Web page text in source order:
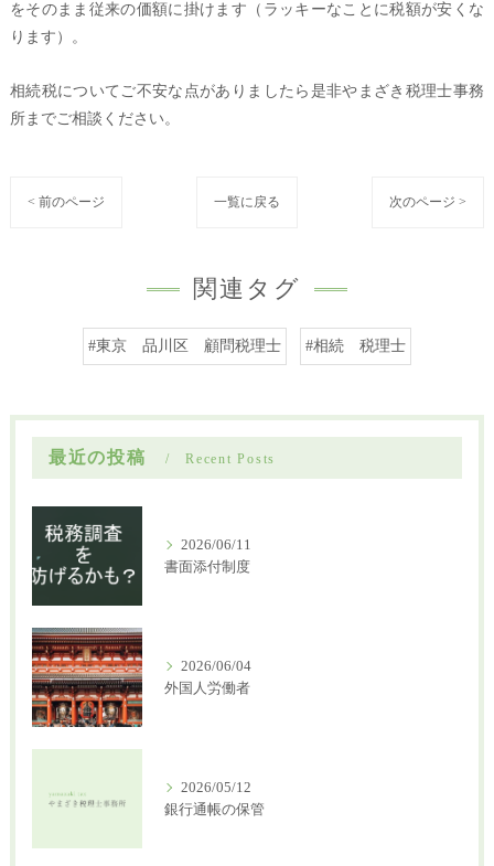
をそのまま従来の価額に掛けます（ラッキーなことに税額が安くな
ります）。
相続税についてご不安な点がありましたら是非やまざき税理士事務
所までご相談ください。
< 前のページ 一覧に戻る 次のページ >
関連タグ
#東京 品川区 顧問税理士 #相続 税理士
最近の投稿 Recent Posts
2026/06/11
書面添付制度
2026/06/04
外国人労働者
2026/05/12
銀行通帳の保管